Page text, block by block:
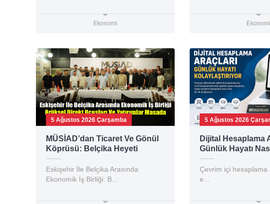
Ekonomi Ekonomi
5 Ağustos 2026 Çarşamba
MÜSİAD’dan Ticaret Ve Gönül
Köprüsü: Belçika Heyeti
Eskişehir’de Ağırlandı
Eskişehir İle Belçika Arasında
Ekonomik İş Birliği: B...
5 Ağustos 2026
Dijital Hesaplama
Günlük Hayatı
Kolaylaştırıyor?
Çevrim içi hesaplama
e...